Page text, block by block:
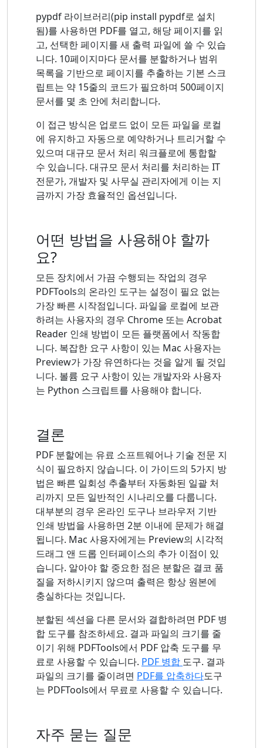
pypdf 라이브러리(pip install pypdf로 설치
됨)를 사용하면 PDF를 열고, 해당 페이지를 읽
고, 선택한 페이지를 새 출력 파일에 쓸 수 있습
니다. 10페이지마다 문서를 분할하거나 범위
목록을 기반으로 페이지를 추출하는 기본 스크
립트는 약 15줄의 코드가 필요하며 500페이지
문서를 몇 초 안에 처리합니다.
이 접근 방식은 업로드 없이 모든 파일을 로컬
에 유지하고 자동으로 예약하거나 트리거할 수
있으며 대규모 문서 처리 워크플로에 통합할
수 있습니다. 대규모 문서 처리를 처리하는 IT
전문가, 개발자 및 사무실 관리자에게 이는 지
금까지 가장 효율적인 옵션입니다.
어떤 방법을 사용해야 할까
요?
모든 장치에서 가끔 수행되는 작업의 경우
PDFTools의 온라인 도구는 설정이 필요 없는
가장 빠른 시작점입니다. 파일을 로컬에 보관
하려는 사용자의 경우 Chrome 또는 Acrobat
Reader 인쇄 방법이 모든 플랫폼에서 작동합
니다. 복잡한 요구 사항이 있는 Mac 사용자는
Preview가 가장 유연하다는 것을 알게 될 것입
니다. 볼륨 요구 사항이 있는 개발자와 사용자
는 Python 스크립트를 사용해야 합니다.
결론
PDF 분할에는 유료 소프트웨어나 기술 전문 지
식이 필요하지 않습니다. 이 가이드의 5가지 방
법은 빠른 일회성 추출부터 자동화된 일괄 처
리까지 모든 일반적인 시나리오를 다룹니다.
대부분의 경우 온라인 도구나 브라우저 기반
인쇄 방법을 사용하면 2분 이내에 문제가 해결
됩니다. Mac 사용자에게는 Preview의 시각적
드래그 앤 드롭 인터페이스의 추가 이점이 있
습니다. 알아야 할 중요한 점은 분할은 결코 품
질을 저하시키지 않으며 출력은 항상 원본에
충실하다는 것입니다.
분할된 섹션을 다른 문서와 결합하려면 PDF 병
합 도구를 참조하세요. 결과 파일의 크기를 줄
이기 위해 PDFTools에서 PDF 압축 도구를 무
료로 사용할 수 있습니다. PDF 병합 도구. 결과
파일의 크기를 줄이려면 PDF를 압축하다도구
는 PDFTools에서 무료로 사용할 수 있습니다.
자주 묻는 질문